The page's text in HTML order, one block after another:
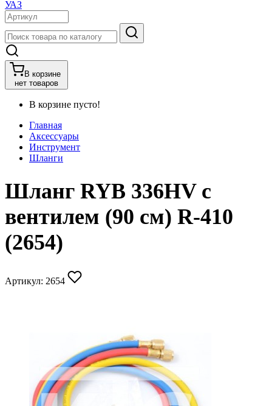
УАЗ
В корзине
нет товаров
В корзине пусто!
Главная
Аксессуары
Инструмент
Шланги
Шланг RYB 336HV с
вентилем (90 см) R-410
(2654)
Артикул: 2654